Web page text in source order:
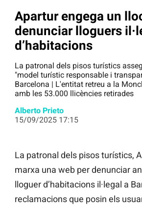
Apartur engega un
denunciar lloguers
d’habitacions
La patronal dels pisos turístics
"model turístic responsable i
Barcelona | L'entitat retreu a la
amb les 53.000 llicències retirades
Alberto Prieto
15/09/2025 17:15
La patronal dels pisos turístics,
marxa una web per denunciar
lloguer d’habitacions il·legal a
reclamacions que posin els